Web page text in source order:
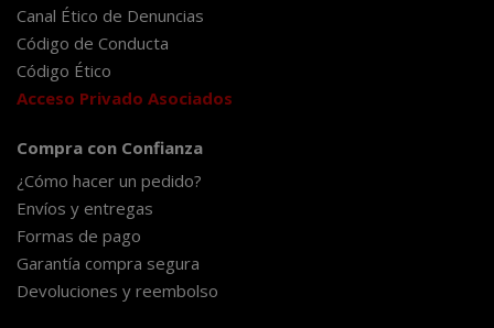
Canal Ético de Denuncias
Código de Conducta
Código Ético
Acceso Privado Asociados
Compra con Confianza
¿Cómo hacer un pedido?
Envíos y entregas
Formas de pago
Garantía compra segura
Devoluciones y reembolso